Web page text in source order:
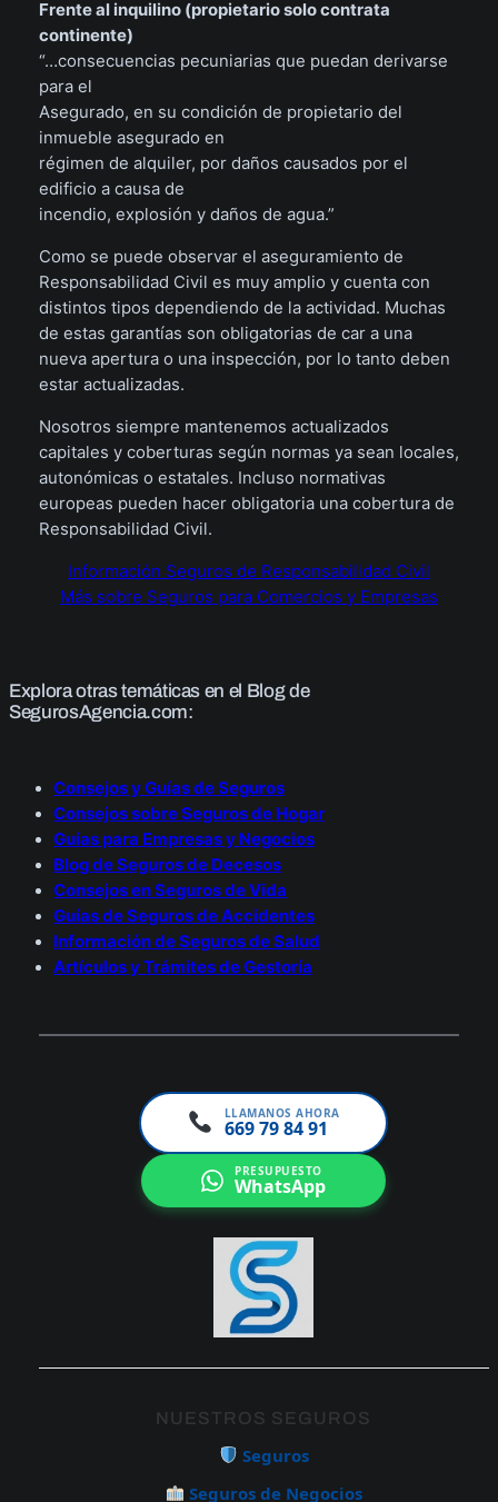
Frente al inquilino (propietario solo contrata
continente)
“…consecuencias pecuniarias que puedan derivarse
para el
Asegurado, en su condición de propietario del
inmueble asegurado en
régimen de alquiler, por daños causados por el
edificio a causa de
incendio, explosión y daños de agua.”
Como se puede observar el aseguramiento de
Responsabilidad Civil es muy amplio y cuenta con
distintos tipos dependiendo de la actividad. Muchas
de estas garantías son obligatorias de car a una
nueva apertura o una inspección, por lo tanto deben
estar actualizadas.
Nosotros siempre mantenemos actualizados
capitales y coberturas según normas ya sean locales,
autonómicas o estatales. Incluso normativas
europeas pueden hacer obligatoria una cobertura de
Responsabilidad Civil.
Información Seguros de Responsabilidad Civil
Más sobre Seguros para Comercios y Empresas
Explora otras temáticas en el Blog de
SegurosAgencia.com:
Consejos y Guías de Seguros
Consejos sobre Seguros de Hogar
Guías para Empresas y Negocios
Blog de Seguros de Decesos
Consejos en Seguros de Vida
Guías de Seguros de Accidentes
Información de Seguros de Salud
Artículos y Trámites de Gestoría
LLAMANOS AHORA
669 79 84 91
PRESUPUESTO
WhatsApp
NUESTROS SEGUROS
Seguros
Seguros de Negocios